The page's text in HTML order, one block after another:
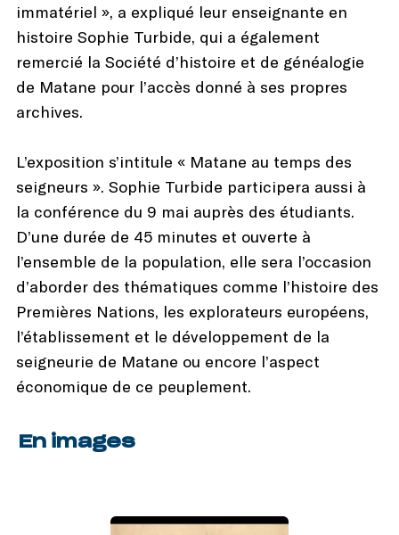
immatériel », a expliqué leur enseignante en
histoire Sophie Turbide, qui a également
remercié la Société d’histoire et de généalogie
de Matane pour l’accès donné à ses propres
archives.
L’exposition s’intitule « Matane au temps des
seigneurs ». Sophie Turbide participera aussi à
la conférence du 9 mai auprès des étudiants.
D’une durée de 45 minutes et ouverte à
l’ensemble de la population, elle sera l’occasion
d’aborder des thématiques comme l’histoire des
Premières Nations, les explorateurs européens,
l’établissement et le développement de la
seigneurie de Matane ou encore l’aspect
économique de ce peuplement.
En images